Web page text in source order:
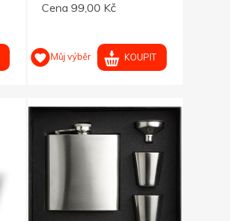
Cena 99,00 Kč
Můj výběr KOUPIT